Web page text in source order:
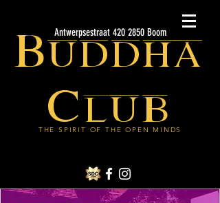
Buddha
Club
THE SPIRIT OF THE OPEN MINDS
Antwerpsestraat 420 2850 Boom